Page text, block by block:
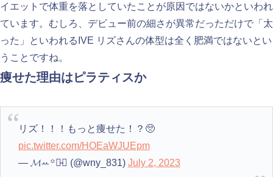
イエットで体重を落としていたことが原因ではないかといわれ
ています。むしろ、デビュー前の細さが異常だっただけで「太
った」といわれるIVE リズさんの体型は全く肥満ではないとい
うことですね。
痩せた理由はピラティスか
リズ！！！もっと痩せた！？🥺
pic.twitter.com/HOEaWJUEpm
— 𝓜ꕀ️꙳♡̴⟡ (@wny_831) July 2, 2023